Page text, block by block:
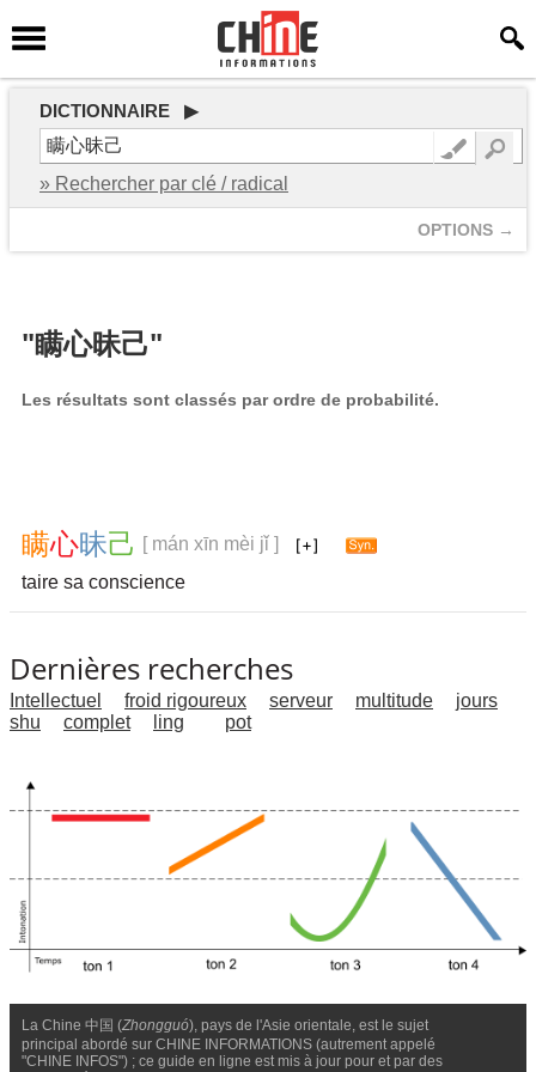
DICTIONNAIRE ▶
» Rechercher par clé / radical
OPTIONS →
"瞒心昧己"
Les résultats sont classés par ordre de probabilité.
瞒心昧己 [ mán xīn mèi jǐ ]
taire sa conscience
Dernières recherches
Intellectuel froid rigoureux serveur multitude
jours
shu
complet ling pot
La Chine 中国 (Zhongguó), pays de l'Asie orientale, est le sujet
principal abordé sur CHINE INFORMATIONS (autrement appelé
"CHINE INFOS") ; ce guide en ligne est mis à jour pour et par des